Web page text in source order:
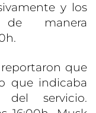
y los
de manera
que
que indicaba
servicio.